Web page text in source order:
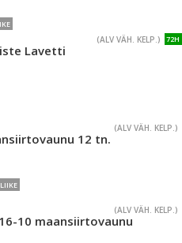
72H
(ALV VÄH. KELP.)
Lavetti
(ALV VÄH. KELP.)
12 tn.
LIIKE
(ALV VÄH. KELP.)
10 maansiirtovaunu